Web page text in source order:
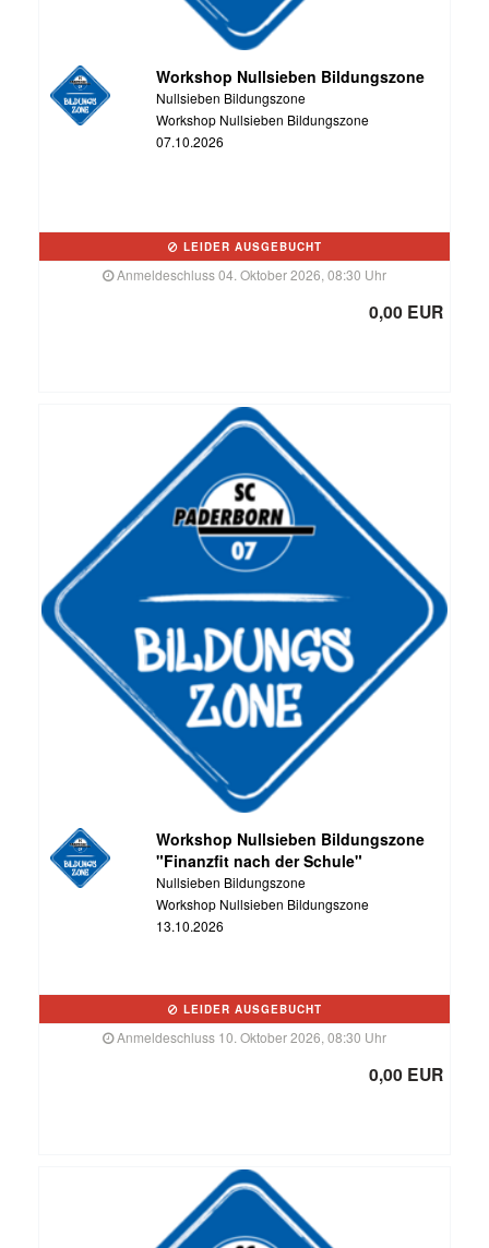
Workshop Nullsieben Bildungszone
Nullsieben Bildungszone
Workshop Nullsieben Bildungszone
07.10.2026
LEIDER AUSGEBUCHT
Anmeldeschluss 04. Oktober 2026, 08:30 Uhr
0,00 EUR
Workshop Nullsieben Bildungszone
"Finanzfit nach der Schule"
Nullsieben Bildungszone
Workshop Nullsieben Bildungszone
13.10.2026
LEIDER AUSGEBUCHT
Anmeldeschluss 10. Oktober 2026, 08:30 Uhr
0,00 EUR